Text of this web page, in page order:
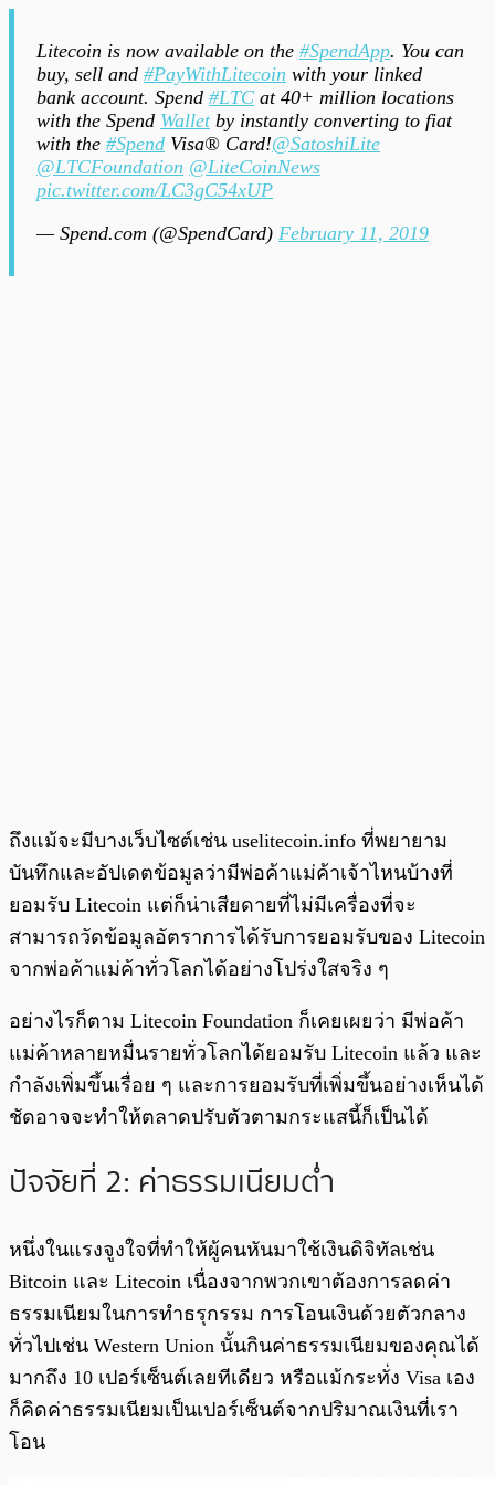
Litecoin is now available on the #SpendApp. You can
buy, sell and #PayWithLitecoin with your linked
bank account. Spend #LTC at 40+ million locations
with the Spend Walletby instantly converting to fiat
with the #Spend Visa® Card!@SatoshiLite
@LTCFoundation @LiteCoinNews
pic.twitter.com/LC3gC54xUP
— Spend.com (@SpendCard) February 11, 2019
ถึงแม้จะมีบางเว็บไซต์เช่น uselitecoin.info ที่พยายาม
บันทึกและอัปเดตข้อมูลว่ามีพ่อค้าแม่ค้าเจ้าไหนบ้างที่
ยอมรับ Litecoin แต่ก็น่าเสียดายที่ไม่มีเครื่องที่จะ
สามารถวัดข้อมูลอัตราการได้รับการยอมรับของ Litecoin
จากพ่อค้าแม่ค้าทั่วโลกได้อย่างโปร่งใสจริง ๆ
อย่างไรก็ตาม Litecoin Foundation ก็เคยเผยว่า มีพ่อค้า
แม่ค้าหลายหมื่นรายทั่วโลกได้ยอมรับ Litecoin แล้ว และ
กำลังเพิ่มขึ้นเรื่อย ๆ และการยอมรับที่เพิ่มขึ้นอย่างเห็นได้
ชัดอาจจะทำให้ตลาดปรับตัวตามกระแสนี้ก็เป็นได้
ปัจจัยที่ 2: ค่าธรรมเนียมต่ำ
หนึ่งในแรงจูงใจที่ทำให้ผู้คนหันมาใช้เงินดิจิทัลเช่น
Bitcoin และ Litecoin เนื่องจากพวกเขาต้องการลดค่า
ธรรมเนียมในการทำธรุกรรม การโอนเงินด้วยตัวกลาง
ทั่วไปเช่น Western Union นั้นกินค่าธรรมเนียมของคุณได้
มากถึง 10 เปอร์เซ็นต์เลยทีเดียว หรือแม้กระทั่ง Visa เอง
ก็คิดค่าธรรมเนียมเป็นเปอร์เซ็นต์จากปริมาณเงินที่เรา
โอน